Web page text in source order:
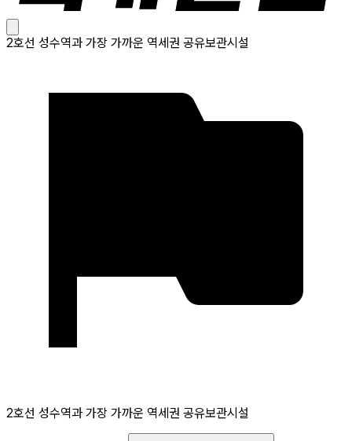
2호선 성수역과 가장 가까운 역세권 공유보관시설
2호선 성수역과 가장 가까운 역세권 공유보관시설